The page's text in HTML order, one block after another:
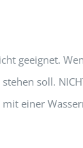
geeignet.
soll. NICHT
einer